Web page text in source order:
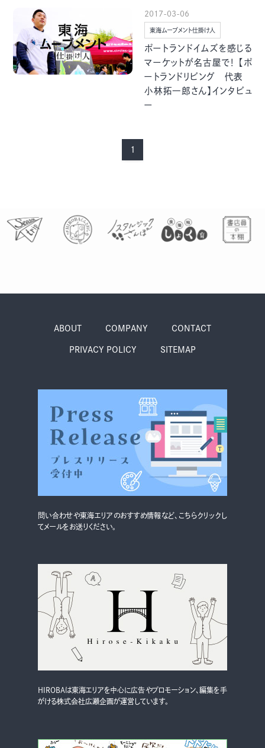
2017-03-06
東海ムーブメント仕掛け人
ポートランドイムズを感じる
マーケットが名古屋で！ 【ポ
ートランドリビング 代表
小林拓一郎さん】インタビュ
ー
1
ABOUT COMPANY CONTACT
PRIVACY POLICY SITEMAP
問い合わせや東海エリアのおすすめ情報など、こちらクリックし
てメールをお送りください。
HIROBAは東海エリアを中心に広告やプロモーション、編集を手
がける株式会社広瀬企画が運営しています。